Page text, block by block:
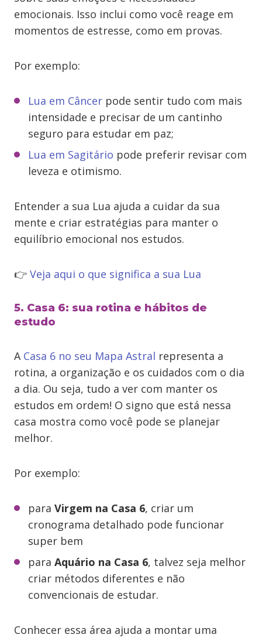
emocionais. Isso inclui como você reage em
momentos de estresse, como em provas.
Por exemplo:
Lua em Câncer pode sentir tudo com mais
intensidade e precisar de um cantinho
seguro para estudar em paz;
Lua em Sagitário pode preferir revisar com
leveza e otimismo.
Entender a sua Lua ajuda a cuidar da sua
mente e criar estratégias para manter o
equilíbrio emocional nos estudos.
👉 Veja aqui o que significa a sua Lua
5. Casa 6: sua rotina e hábitos de
estudo
A Casa 6 no seu Mapa Astral representa a
rotina, a organização e os cuidados com o dia
a dia. Ou seja, tudo a ver com manter os
estudos em ordem! O signo que está nessa
casa mostra como você pode se planejar
melhor.
Por exemplo:
para Virgem na Casa 6, criar um
cronograma detalhado pode funcionar
super bem
para Aquário na Casa 6, talvez seja melhor
criar métodos diferentes e não
convencionais de estudar.
Conhecer essa área ajuda a montar uma